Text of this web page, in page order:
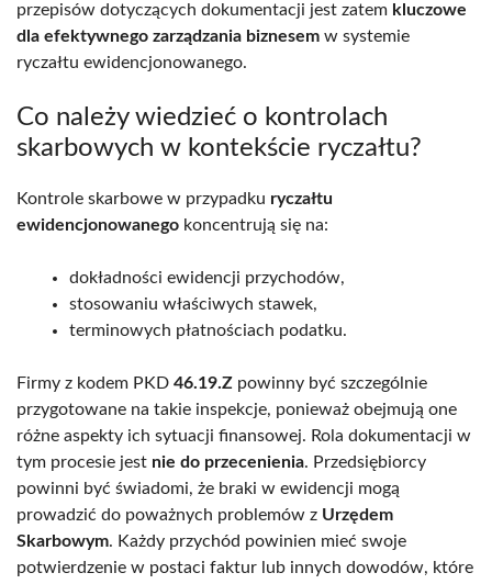
przepisów dotyczących dokumentacji jest zatem kluczowe
dla efektywnego zarządzania biznesem w systemie
ryczałtu ewidencjonowanego.
Co należy wiedzieć o kontrolach
skarbowych w kontekście ryczałtu?
Kontrole skarbowe w przypadku ryczałtu
ewidencjonowanego koncentrują się na:
dokładności ewidencji przychodów,
stosowaniu właściwych stawek,
terminowych płatnościach podatku.
Firmy z kodem PKD 46.19.Z powinny być szczególnie
przygotowane na takie inspekcje, ponieważ obejmują one
różne aspekty ich sytuacji finansowej. Rola dokumentacji w
tym procesie jest nie do przecenienia. Przedsiębiorcy
powinni być świadomi, że braki w ewidencji mogą
prowadzić do poważnych problemów z Urzędem
Skarbowym. Każdy przychód powinien mieć swoje
potwierdzenie w postaci faktur lub innych dowodów, które